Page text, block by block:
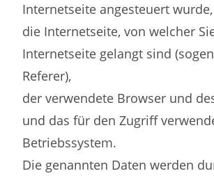
Internetseite angesteuert wurde,
die Internetseite, von welcher
Internetseite gelangt sind
Referer),
der verwendete Browser und
und das für den Zugriff
Betriebssystem.
Die genannten Daten werden